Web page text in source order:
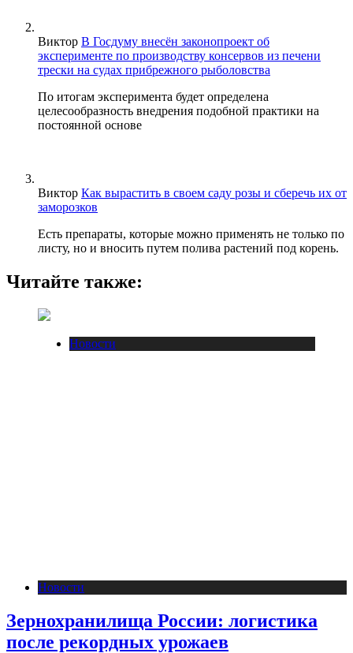
Виктор В Госдуму внесён законопроект об
эксперименте по производству консервов из печени
трески на судах прибрежного рыболовства
По итогам эксперимента будет определена
целесообразность внедрения подобной практики на
постоянной основе
Виктор Как вырастить в своем саду розы и сберечь их от
заморозков
Есть препараты, которые можно применять не только по
листу, но и вносить путем полива растений под корень.
Читайте также:
Новости
Новости
Зернохранилища России: логистика
после рекордных урожаев